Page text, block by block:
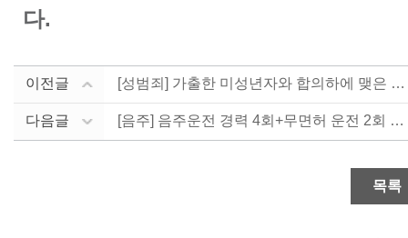
다.
이전글 [성범죄] 가출한 미성년자와 합의하에 맺은 관계, 집행....
다음글 [음주] 음주운전 경력 4회+무면허 운전 2회 경력, ....
목록